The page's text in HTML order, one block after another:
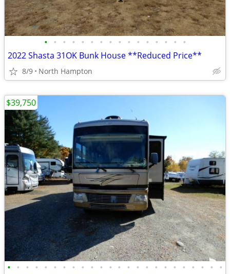
• • • • • • • • • • • • • • • •
2022 Shasta 31OK Bunk House **Reduced Price**
8/9 North Hampton
• • • • • • • • • • • • • • • • • • • • • • • •
$39,750